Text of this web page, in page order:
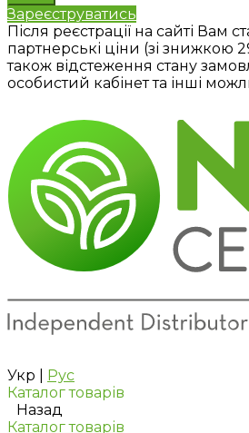
Зареєструватись
Після реєстрації на сайті Вам
партнерські ціни (зі знижкою
також відстеження стану
особистий кабінет та інші
Укр
Рус
Каталог товарів
Назад
Каталог товарів